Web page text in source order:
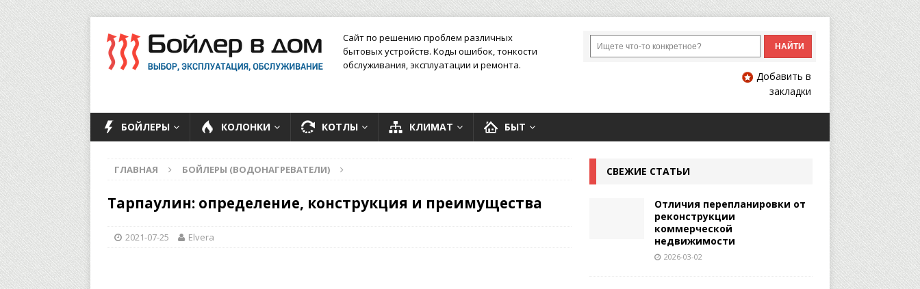
Сайт по решению проблем различных
бытовых устройств. Коды ошибок, тонкости
обслуживания, эксплуатации и ремонта.
Добавить в
закладки
БОЙЛЕРЫ КОЛОНКИ КОТЛЫ КЛИМАТ БЫТ
ГЛАВНАЯ БОЙЛЕРЫ (ВОДОНАГРЕВАТЕЛИ)
Тарпаулин: определение, конструкция и преимущества
2021-07-25 Elvera
СВЕЖИЕ СТАТЬИ
Отличия перепланировки от
реконструкции
коммерческой
недвижимости
2026-03-02